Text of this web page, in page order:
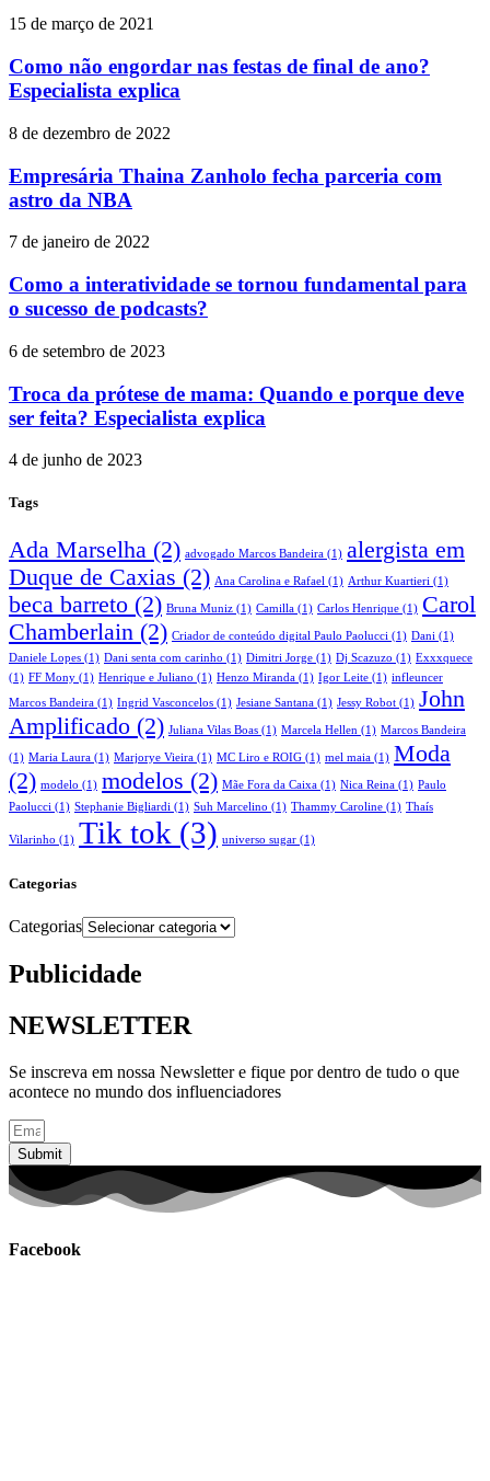
15 de março de 2021
Como não engordar nas festas de final de ano?
Especialista explica
8 de dezembro de 2022
Empresária Thaina Zanholo fecha parceria com
astro da NBA
7 de janeiro de 2022
Como a interatividade se tornou fundamental para
o sucesso de podcasts?
6 de setembro de 2023
Troca da prótese de mama: Quando e porque deve
ser feita? Especialista explica
4 de junho de 2023
Tags
Ada Marselha (2) advogado Marcos Bandeira (1) alergista em
Duque de Caxias (2) Ana Carolina e Rafael (1) Arthur Kuartieri (1)
beca barreto (2) Bruna Muniz (1) Camilla (1) Carlos Henrique (1) Carol
Chamberlain (2) Criador de conteúdo digital Paulo Paolucci (1) Dani (1)
Daniele Lopes (1) Dani senta com carinho (1) Dimitri Jorge (1) Dj Scazuzo (1) Exxxquece
(1) FF Mony (1) Henrique e Juliano (1) Henzo Miranda (1) Igor Leite (1) infleuncer
Marcos Bandeira (1) Ingrid Vasconcelos (1) Jesiane Santana (1) Jessy Robot (1) John
Amplificado (2) Juliana Vilas Boas (1) Marcela Hellen (1) Marcos Bandeira
(1) Maria Laura (1) Marjorye Vieira (1) MC Liro e ROIG (1) mel maia (1) Moda
(2) modelo (1) modelos (2) Mãe Fora da Caixa (1) Nica Reina (1) Paulo
Paolucci (1) Stephanie Bigliardi (1) Suh Marcelino (1) Thammy Caroline (1) Thaís
Vilarinho (1) Tik tok (3) universo sugar (1)
Categorias
Categorias
Publicidade
NEWSLETTER
Se inscreva em nossa Newsletter e fique por dentro de tudo o que
acontece no mundo dos influenciadores
Submit
Facebook